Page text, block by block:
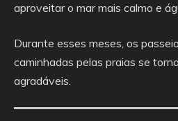
aproveitar o mar mais calmo e
Durante esses meses, os
caminhadas pelas praias se
agradáveis.